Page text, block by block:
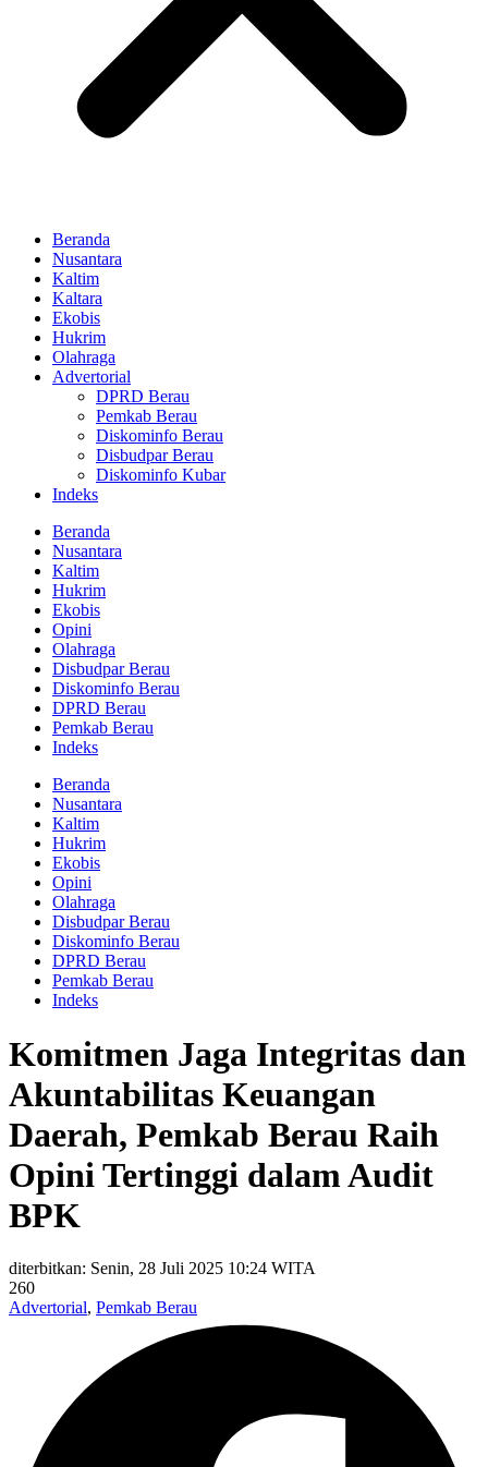
Beranda
Nusantara
Kaltim
Kaltara
Ekobis
Hukrim
Olahraga
Advertorial
DPRD Berau
Pemkab Berau
Diskominfo Berau
Disbudpar Berau
Diskominfo Kubar
Indeks
Beranda
Nusantara
Kaltim
Hukrim
Ekobis
Opini
Olahraga
Disbudpar Berau
Diskominfo Berau
DPRD Berau
Pemkab Berau
Indeks
Beranda
Nusantara
Kaltim
Hukrim
Ekobis
Opini
Olahraga
Disbudpar Berau
Diskominfo Berau
DPRD Berau
Pemkab Berau
Indeks
Komitmen Jaga Integritas dan
Akuntabilitas Keuangan
Daerah, Pemkab Berau Raih
Opini Tertinggi dalam Audit
BPK
diterbitkan: Senin, 28 Juli 2025 10:24 WITA
260
Advertorial, Pemkab Berau